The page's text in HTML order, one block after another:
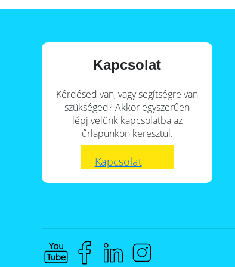
Kapcsolat
Kérdésed van, vagy segítségre van
szükséged? Akkor egyszerűen
lépj velünk kapcsolatba az
űrlapunkon keresztül.
Kapcsolat